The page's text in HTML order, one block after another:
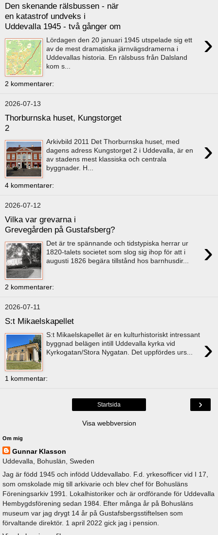
Den skenande rälsbussen - när
en katastrof undveks i
Uddevalla 1945 - två gånger om
›
Lördagen den 20 januari 1945 utspelade sig ett
av de mest dramatiska järnvägsdramerna i
Uddevallas historia. En rälsbuss från Dalsland
kom s...
2 kommentarer:
2026-07-13
Thorburnska huset, Kungstorget
2
›
Arkivbild 2011 Det Thorburnska huset, med
dagens adress Kungstorget 2 i Uddevalla, är en
av stadens mest klassiska och centrala
byggnader. H...
4 kommentarer:
2026-07-12
Vilka var grevarna i
Grevegården på Gustafsberg?
›
Det är tre spännande och tidstypiska herrar ur
1820-talets societet som slog sig ihop för att i
augusti 1826 begära tillstånd hos barnhusdir...
2 kommentarer:
2026-07-11
S:t Mikaelskapellet
›
S:t Mikaelskapellet är en kulturhistoriskt intressant
byggnad belägen intill Uddevalla kyrka vid
Kyrkogatan/Stora Nygatan. Det uppfördes urs...
1 kommentar:
›
Startsida
Visa webbversion
Om mig
Gunnar Klasson
Uddevalla, Bohuslän, Sweden
Jag är född 1945 och infödd Uddevallabo. F.d. yrkesofficer vid I 17,
som omskolade mig till arkivarie och blev chef för Bohusläns
Föreningsarkiv 1991. Lokalhistoriker och är ordförande för Uddevalla
Hembygdsförening sedan 1984. Efter många år på Bohusläns
museum var jag drygt 14 år på Gustafsbergsstiftelsen som
förvaltande direktör. 1 april 2022 gick jag i pension.